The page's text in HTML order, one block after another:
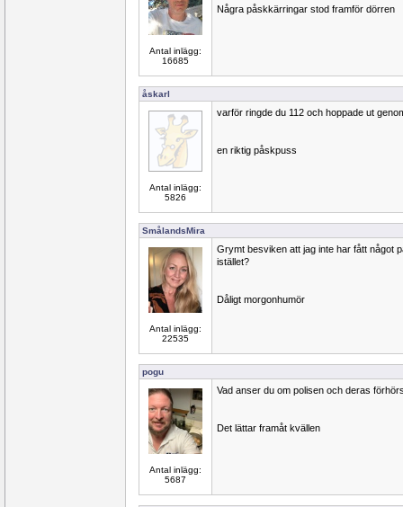
Antal inlägg:
16685
Några påskkärringar stod framför dörren
åskarl
Antal inlägg:
5826
varför ringde du 112 och hoppade ut
en riktig påskpuss
SmålandsMira
Antal inlägg:
22535
Grymt besviken att jag inte har fått något
istället?
Dåligt morgonhumör
pogu
Antal inlägg:
5687
Vad anser du om polisen och deras
Det lättar framåt kvällen